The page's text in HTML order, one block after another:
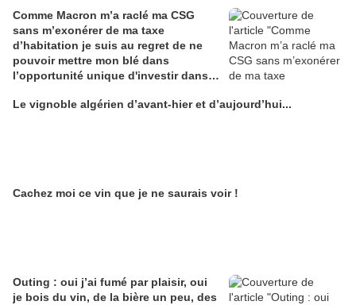
Comme Macron m’a raclé ma CSG
sans m’exonérer de ma taxe
d’habitation je suis au regret de ne
pouvoir mettre mon blé dans
l’opportunité unique d'investir dans
Alain Edouard
Le vignoble algérien d’avant-hier et d’aujourd’hui...
Cachez moi ce vin que je ne saurais voir !
Outing : oui j’ai fumé par plaisir, oui
je bois du vin, de la bière un peu, des